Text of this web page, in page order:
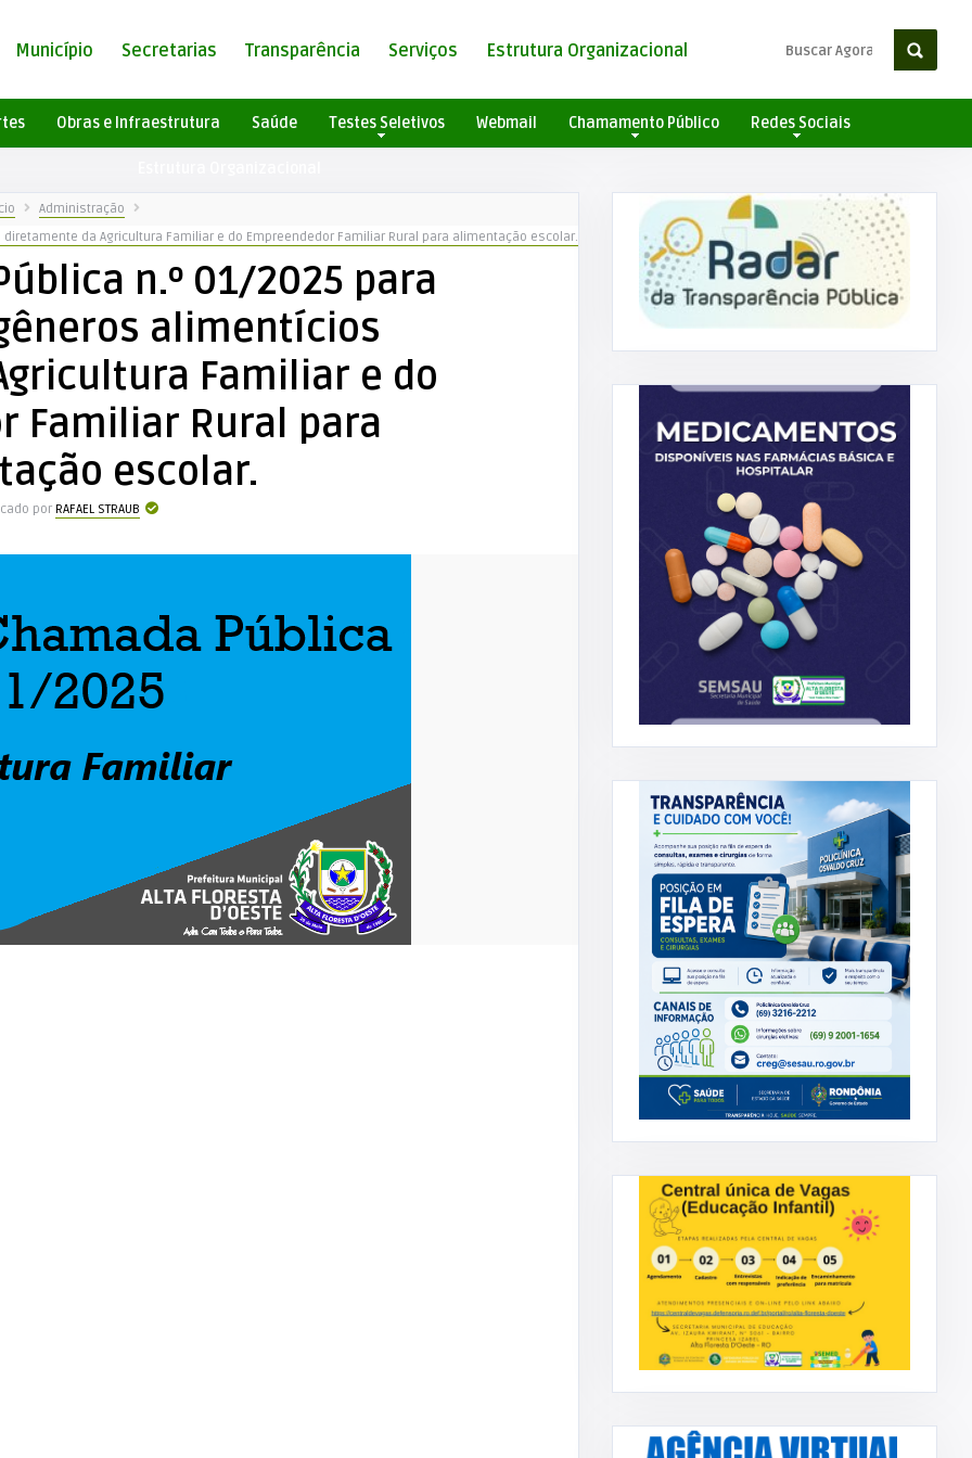
Município Secretarias Transparência Serviços Estrutura Organizacional
Obras e Infraestrutura Saúde Testes Seletivos Webmail Chamamento Público Redes Sociais
Administração
da Agricultura Familiar e do Empreendedor Familiar Rural para alimentação escolar.
n.º 01/2025 para
alimentícios
Familiar e do
Familiar Rural para
escolar.
por RAFAEL STRAUB